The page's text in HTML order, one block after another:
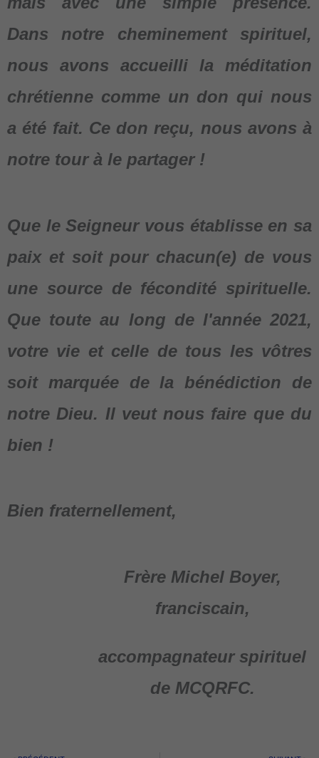
Dans notre cheminement spirituel,
nous avons accueilli la méditation
chrétienne comme un don qui nous
a été fait. Ce don reçu, nous avons à
notre tour à le partager !
Que le Seigneur vous établisse en sa
paix et soit pour chacun(e) de vous
une source de fécondité spirituelle.
Que toute au long de l'année 2021,
votre vie et celle de tous les vôtres
soit marquée de la bénédiction de
notre Dieu. Il veut nous faire que du
bien !
Bien fraternellement,
Frère Michel Boyer,
franciscain,
accompagnateur spirituel
de MCQRFC.